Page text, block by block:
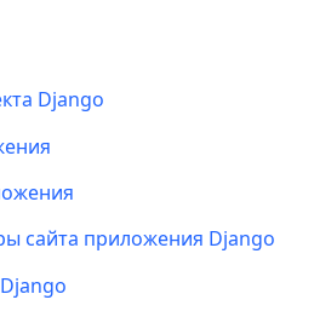
Django
сайта приложения Django